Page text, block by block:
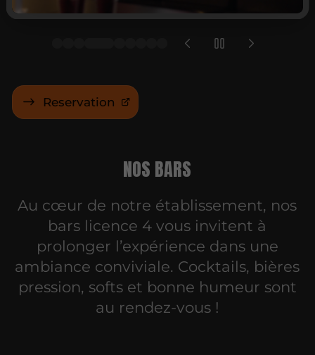
Reservation
NOS BARS
Au cœur de notre établissement, nos
bars licence 4 vous invitent à
prolonger l’expérience dans une
ambiance conviviale. Cocktails, bières
pression, softs et bonne humeur sont
au rendez-vous !